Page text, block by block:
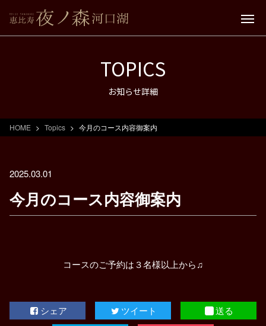
TOPICS
お知らせ詳細
HOME Topics 今月のコース内容御案内
2025.03.01
今月のコース内容御案内
コースのご予約は３名様以上から♫
シェア ツイート
送る